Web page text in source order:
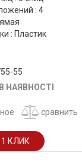
: 4
: Пластик
55
НАЯВНОСТІ
сравнить